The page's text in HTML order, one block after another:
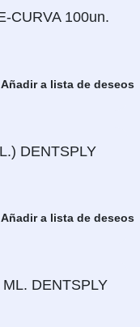
CURVA 100un.
Añadir a lista de deseos
DENTSPLY
Añadir a lista de deseos
DENTSPLY